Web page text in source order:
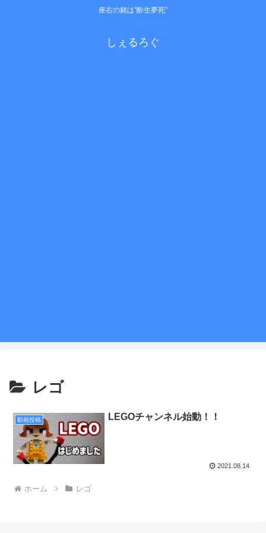
座右の銘は”酔生夢死”
しぇるろぐ
レゴ
動画投稿 LEGOチャンネル始動！！
2021.08.14
ホーム レゴ